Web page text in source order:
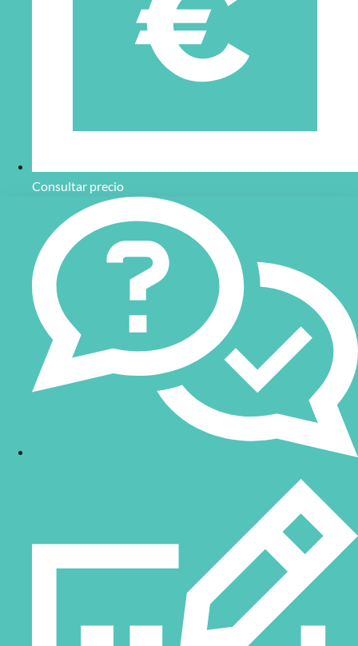
Consultar precio